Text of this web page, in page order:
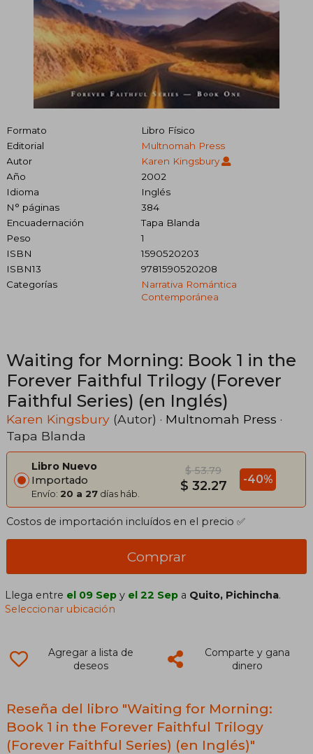
Formato
Libro Físico
Editorial
Multnomah Press
Autor
Karen Kingsbury
Año
2002
Idioma
Inglés
N° páginas
384
Encuadernación
Tapa Blanda
Peso
1
ISBN
1590520203
ISBN13
9781590520208
Categorías
Narrativa Romántica
Contemporánea
Waiting for Morning: Book 1 in the
Forever Faithful Trilogy (Forever
Faithful Series) (en Inglés)
Karen Kingsbury (Autor) · Multnomah Press ·
Tapa Blanda
Libro Nuevo
Importado
Envío: 20 a 27 días háb.
$ 53.79
$ 32.27 -40%
Costos de importación incluídos en el precio ✅
Comprar
Llega entre el 09 Sep y el 22 Sep a Quito, Pichincha.
Seleccionar ubicación
Agregar a lista de
deseos
Comparte y gana
dinero
Reseña del libro "Waiting for Morning:
Book 1 in the Forever Faithful Trilogy
(Forever Faithful Series) (en Inglés)"